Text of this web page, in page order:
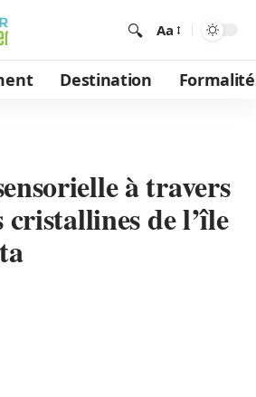
Aa
Destination
à travers
cristallines de l’île